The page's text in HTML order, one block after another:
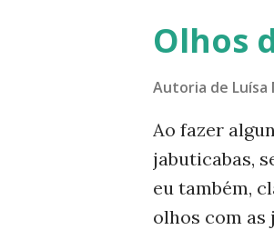
tentar mais
Limão
neste
páginas.
todos vocês
Olhos
Autoria de Luísa
Ao fazer
jabuticabas,
eu também,
olhos com as